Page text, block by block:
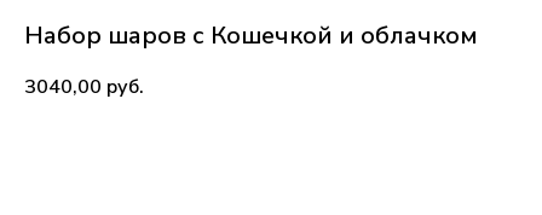
Набор шаров с Кошечкой и облачком
3040,00 руб.